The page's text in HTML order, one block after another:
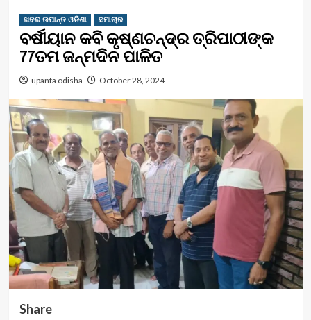
ଖବର ଉପାନ୍ତ ଓଡିଶା ସମାଚାର
ବର୍ଷୀୟାନ କବି କୃଷ୍ଣଚନ୍ଦ୍ର ତ୍ରିପାଠୀଙ୍କ
77ତମ ଜନ୍ମଦିନ ପାଳିତ
upanta odisha October 28, 2024
Share